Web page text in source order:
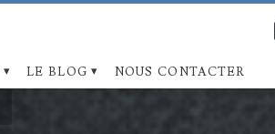
LE BLOG NOUS CONTACTER